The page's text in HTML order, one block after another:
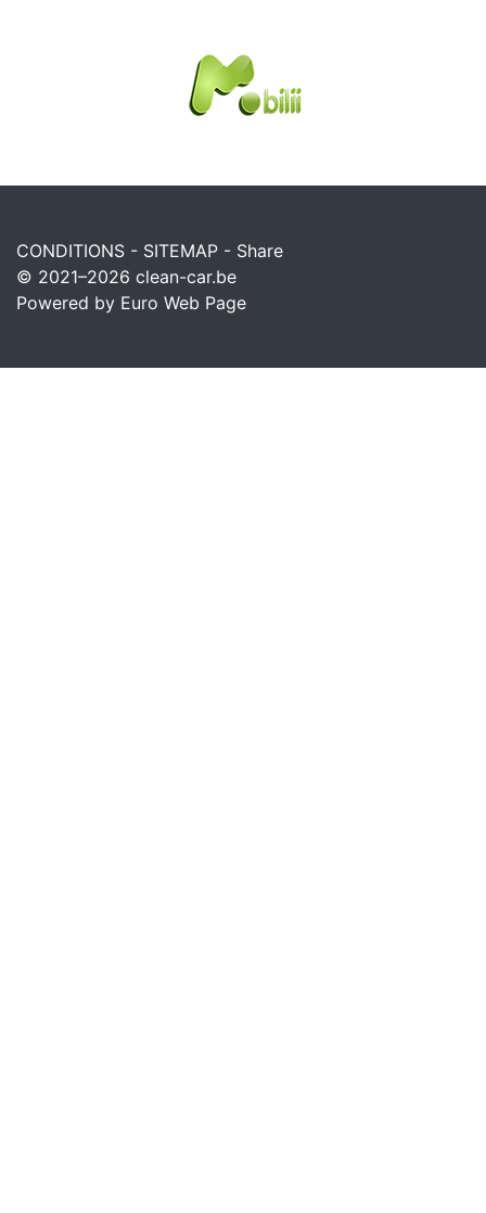
CONDITIONS - SITEMAP - Share
© 2021–2026 clean-car.be
Powered by Euro Web Page